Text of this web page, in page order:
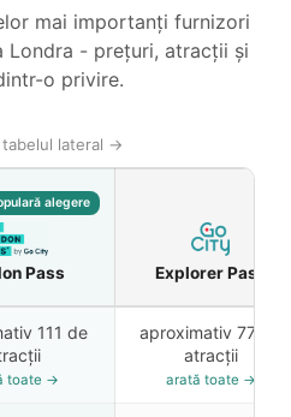
mai importanți furnizori
Londra - prețuri, atracții și
o privire.
lateral →
alegere
Pass Explorer Pass
111 de
toate →
aproximativ 77 de
atracții
arată toate →